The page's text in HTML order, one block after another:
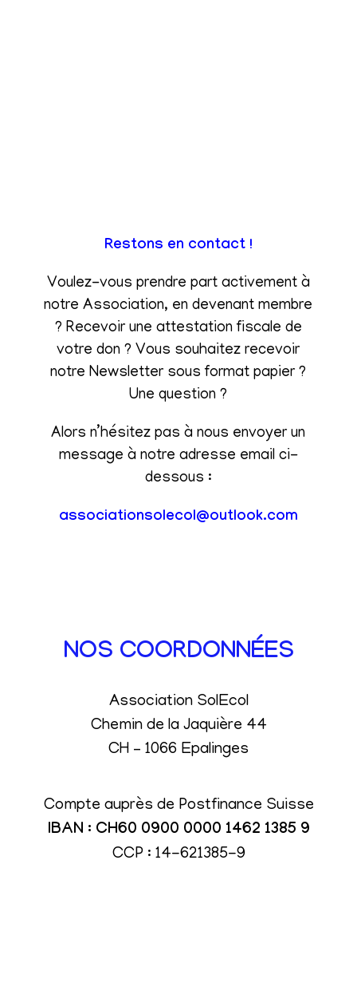
Restons en contact !
Voulez-vous prendre part activement à
notre Association, en devenant membre
? Recevoir une attestation fiscale de
votre don ? Vous souhaitez recevoir
notre Newsletter sous format papier ?
Une question ?
Alors n’hésitez pas à nous envoyer un
message à notre adresse email ci-
dessous :
associationsolecol@outlook.com
NOS COORDONNÉES
Association SolEcol
Chemin de la Jaquière 44
CH – 1066 Epalinges
Compte auprès de Postfinance Suisse
IBAN : CH60 0900 0000 1462 1385 9
CCP : 14-621385-9